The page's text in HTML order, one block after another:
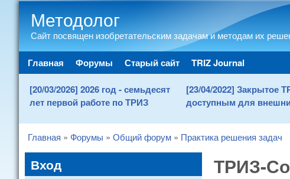
Методолог
Сайт посвящен изобретательским задачам и методам их
Main menu
Главная Форумы Старый сайт TRIZ Journal
[20/03/2026] 2026 год - семьдесят
лет первой работе по ТРИЗ
[23/04/2022] Закрытое
доступным для
You are here
Главная » Форумы » Общий форум » Практика решения задач
ТРИЗ-
Вход